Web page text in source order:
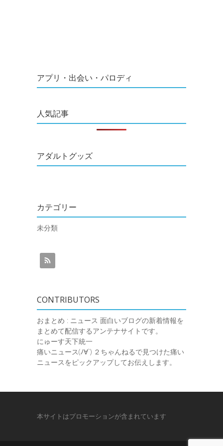
アプリ・出会い・パロディ
人気記事
アダルトグッズ
カテゴリー
未分類
CONTRIBUTORS
おまとめ : ニュース 面白いブログの新着情報を
まとめて配信するアンテナサイトです。
にゅーす天下統一
痛いニュース(ﾉ∀`) ２ちゃんねるで見つけた痛い
ニュースをピックアップしてお伝えします。
本サイトはプロモーションが含まれています